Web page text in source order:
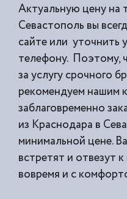
Актуальную цену на
Севастополь вы
сайте или уточнить
телефону. Поэтому,
за услугу срочного
рекомендуем нашим
заблаговременно
из Краснодара в
минимальной цене.
встретят и отвезут
вовремя и с